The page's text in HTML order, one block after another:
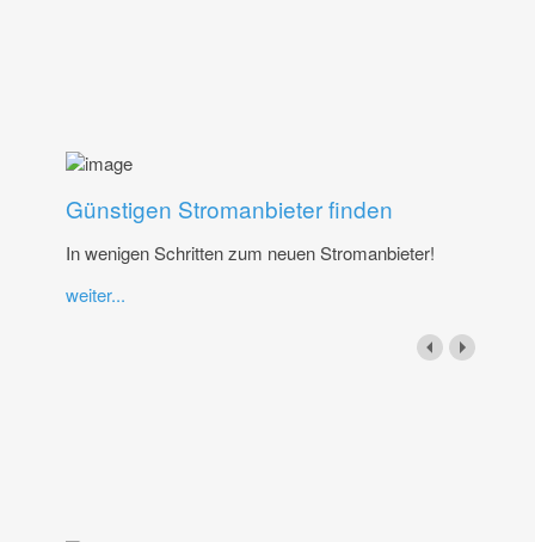
Günstigen Stromanbieter finden
In wenigen Schritten zum neuen Stromanbieter!
weiter...